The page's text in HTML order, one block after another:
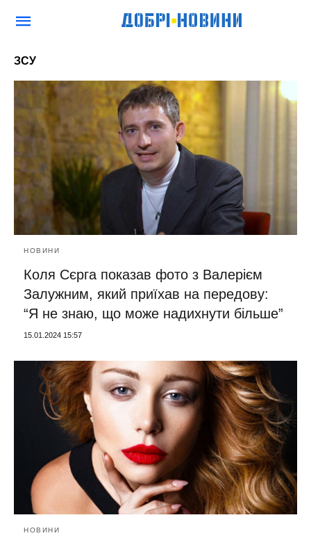
ЗСУ
НОВИНИ
Коля Сєрга показав фото з Валерієм
Залужним, який приїхав на передову:
“Я не знаю, що може надихнути більше”
15.01.2024 15:57
НОВИНИ